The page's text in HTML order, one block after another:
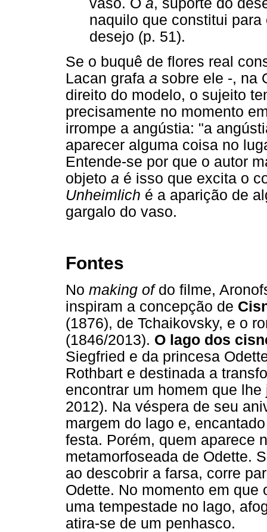
vaso. O a, suporte do
naquilo que constitui
desejo (p. 51).
Se o buquê de flores real
Lacan grafa a sobre ele -, na
direito do modelo, o sujeito
precisamente no momento
irrompe a angústia: "a
aparecer alguma coisa no
Entende-se por que o autor
objeto a é isso que excita o
Unheimlich é a aparição de
gargalo do vaso.
Fontes
No making ofdo filme,
inspiram a concepção de
(1876), de Tchaikovsky, e o
(1846/2013). O lago dos
Siegfried e da princesa
Rothbart e destinada a
encontrar um homem que
2012). Na véspera de seu
margem do lago e,
festa. Porém, quem aparece
metamorfoseada de Odette.
ao descobrir a farsa, corre
Odette. No momento em
uma tempestade no lago,
atira-se de um penhasco.